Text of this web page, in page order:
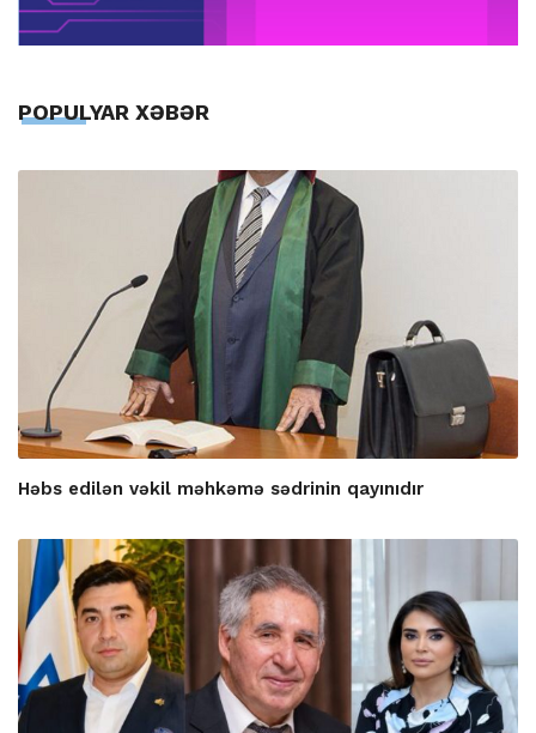
POPULYAR XƏBƏR
Həbs edilən vəkil məhkəmə sədrinin qayınıdır